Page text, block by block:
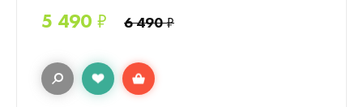
5 490 ₽ 6 490₽